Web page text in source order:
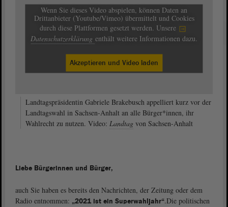
Wenn Sie dieses Video abspielen, können Daten an
Drittanbieter (Youtube/Vimeo) übermittelt und Cookies
durch diese Plattformen gesetzt werden. Unsere
Datenschutzerklärung enthält weitere Informationen dazu.
Akzeptieren und Video laden
Landtagspräsidentin Gabriele Brakebusch appelliert kurz vor der
Landtagswahl in Sachsen-Anhalt an alle Bürger*innen, ihr
Wahlrecht zu nutzen. Video: Landtag von Sachsen-Anhalt
Liebe Bürgerinnen und Bürger,
auch Sie haben es bereits den Nachrichten, der Zeitung oder dem
Radio entnommen: „2021 ist ein Superwahljahr“.Die politischen